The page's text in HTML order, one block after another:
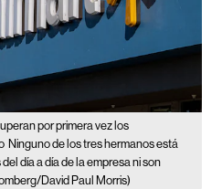
por primera vez los
Ninguno de los tres hermanos está
día a día de la empresa ni son
David Paul Morris)